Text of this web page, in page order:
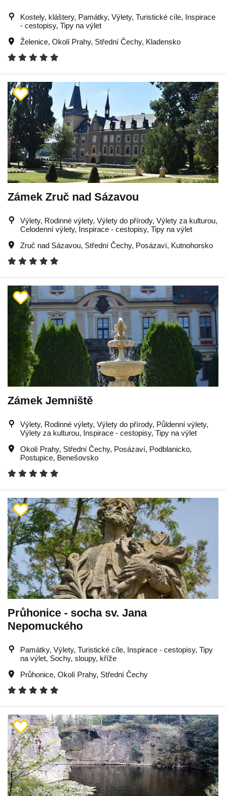
Kostely, kláštery, Památky, Výlety, Turistické cíle, Inspirace
- cestopisy, Tipy na výlet
Želenice, Okolí Prahy, Střední Čechy, Kladensko
Zámek Zruč nad Sázavou
Výlety, Rodinné výlety, Výlety do přírody, Výlety za kulturou,
Celodenní výlety, Inspirace - cestopisy, Tipy na výlet
Zruč nad Sázavou, Střední Čechy, Posázaví, Kutnohorsko
Zámek Jemniště
Výlety, Rodinné výlety, Výlety do přírody, Půldenní výlety,
Výlety za kulturou, Inspirace - cestopisy, Tipy na výlet
Okolí Prahy, Střední Čechy, Posázaví, Podblanicko,
Postupice, Benešovsko
Průhonice - socha sv. Jana
Nepomuckého
Památky, Výlety, Turistické cíle, Inspirace - cestopisy, Tipy
na výlet, Sochy, sloupy, kříže
Průhonice, Okolí Prahy, Střední Čechy